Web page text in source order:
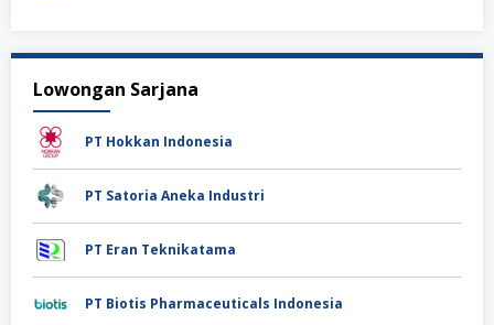
Lowongan Sarjana
PT Hokkan Indonesia
PT Satoria Aneka Industri
PT Eran Teknikatama
PT Biotis Pharmaceuticals Indonesia